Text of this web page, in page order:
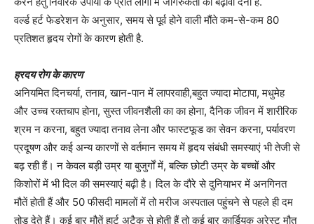
वर्ल्ड हर्ट फेडरेशन के अनुसार, समय से पूर्व होने वाली मौंते कम-से-कम 80
प्रतिशत हृदय रोगों के कारण होती है.
ह्रदय रोग के कारण
अनियमित दिनचर्या, तनाव, खान-पान में लापरवाही,बहुत ज्यादा मोटापा, मधुमेह
और उच्च रक्तचाप होना, सुस्त जीवनशैली का का होना, दैनिक जीवन में शारीरिक
श्रम न करना, बहुत ज्यादा तनाव लेना और फास्टफूड का सेवन करना, पर्यावरण
प्रदूषण और कई अन्य कारणों से वर्तमान समय में हृदय संबंधी समस्याएं भी तेजी से
बढ़ रही हैं। न केवल बड़ी उम्र या बुजुर्गों में, बल्कि छोटी उम्र के बच्चों और
किशोरों में भी दिल की समस्याएं बढ़ी है। दिल के दौरे से दुनियाभर में अनगिनत
मौतें होती हैं और 50 फीसदी मामलों में तो मरीज अस्पताल पहुंचने से पहले ही दम
तोड़ देते हैं। कई बार मौतें हार्ट अटैक से होती हैं तो कई बार कार्डियक अरेस्ट मौत